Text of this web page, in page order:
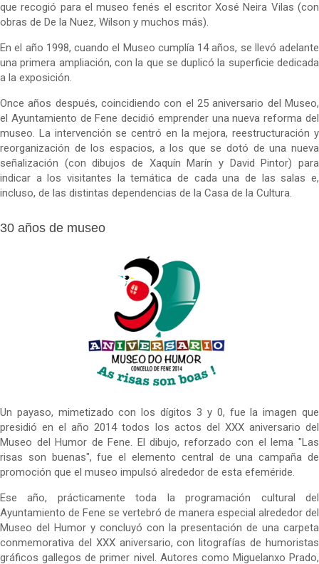
que recogió para el museo fenés el escritor Xosé Neira Vilas (con
obras de De la Nuez, Wilson y muchos más).
En el año 1998, cuando el Museo cumplía 14 años, se llevó adelante
una primera ampliación, con la que se duplicó la superficie dedicada
a la exposición.
Once años después, coincidiendo con el 25 aniversario del Museo,
el Ayuntamiento de Fene decidió emprender una nueva reforma del
museo. La intervención se centró en la mejora, reestructuración y
reorganización de los espacios, a los que se dotó de una nueva
señalización (con dibujos de Xaquín Marín y David Pintor) para
indicar a los visitantes la temática de cada una de las salas e,
incluso, de las distintas dependencias de la Casa de la Cultura.
30 años de museo
Un payaso, mimetizado con los dígitos 3 y 0, fue la imagen que
presidió en el año 2014 todos los actos del XXX aniversario del
Museo del Humor de Fene. El dibujo, reforzado con el lema "Las
risas son buenas", fue el elemento central de una campaña de
promoción que el museo impulsó alrededor de esta efeméride.
Ese año, prácticamente toda la programación cultural del
Ayuntamiento de Fene se vertebró de manera especial alrededor del
Museo del Humor y concluyó con la presentación de una carpeta
conmemorativa del XXX aniversario, con litografías de humoristas
gráficos gallegos de primer nivel. Autores como Miguelanxo Prado,